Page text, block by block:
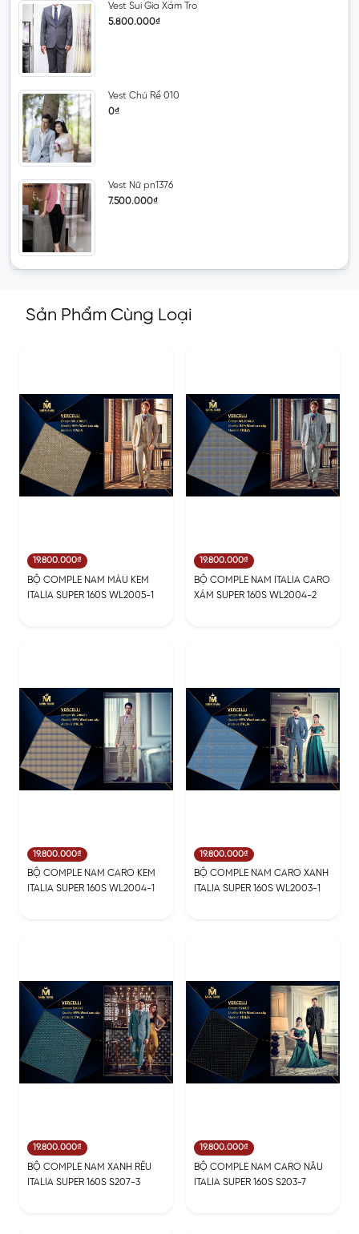
Vest Sui Gia Xám Tro
5.800.000₫
Vest Chú Rể 010
0₫
Vest Nữ pn1376
7.500.000₫
Sản Phẩm Cùng Loại
19.800.000₫
BỘ COMPLE NAM MÀU KEM
ITALIA SUPER 160S WL2005-1
19.800.000₫
BỘ COMPLE NAM ITALIA CARO
XÁM SUPER 160S WL2004-2
19.800.000₫
BỘ COMPLE NAM CARO KEM
ITALIA SUPER 160S WL2004-1
19.800.000₫
BỘ COMPLE NAM CARO XANH
ITALIA SUPER 160S WL2003-1
19.800.000₫
BỘ COMPLE NAM XANH RÊU
ITALIA SUPER 160S S207-3
19.800.000₫
BỘ COMPLE NAM CARO NÂU
ITALIA SUPER 160S S203-7